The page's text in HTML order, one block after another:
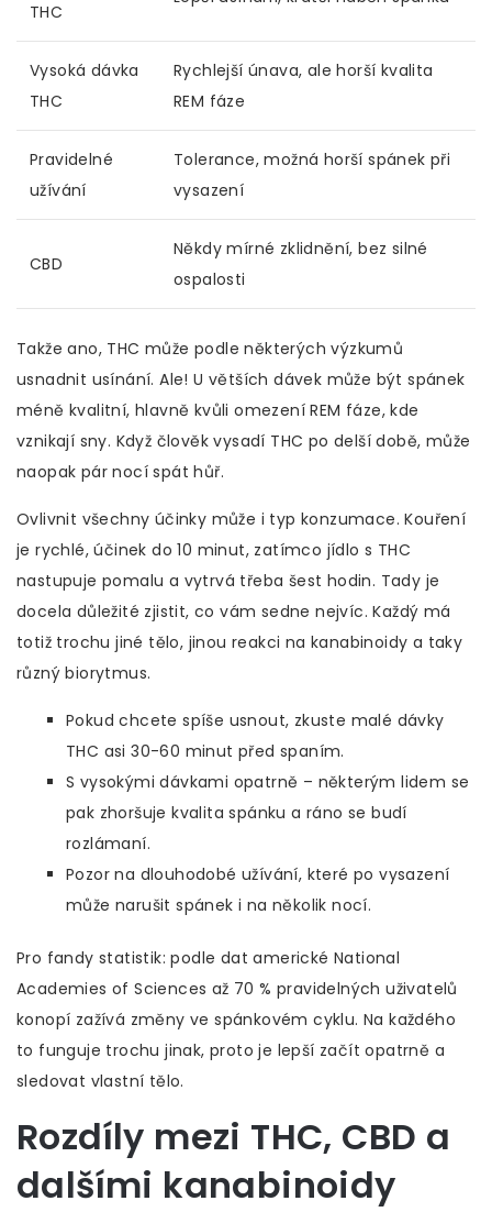
THC
Vysoká dávka
THC
Rychlejší únava, ale horší kvalita
REM fáze
Pravidelné
užívání
Tolerance, možná horší spánek při
vysazení
CBD
Někdy mírné zklidnění, bez silné
ospalosti
Takže ano, THC může podle některých výzkumů
usnadnit usínání. Ale! U větších dávek může být spánek
méně kvalitní, hlavně kvůli omezení REM fáze, kde
vznikají sny. Když člověk vysadí THC po delší době, může
naopak pár nocí spát hůř.
Ovlivnit všechny účinky může i typ konzumace. Kouření
je rychlé, účinek do 10 minut, zatímco jídlo s THC
nastupuje pomalu a vytrvá třeba šest hodin. Tady je
docela důležité zjistit, co vám sedne nejvíc. Každý má
totiž trochu jiné tělo, jinou reakci na kanabinoidy a taky
různý biorytmus.
Pokud chcete spíše usnout, zkuste malé dávky
THC asi 30-60 minut před spaním.
S vysokými dávkami opatrně – některým lidem se
pak zhoršuje kvalita spánku a ráno se budí
rozlámaní.
Pozor na dlouhodobé užívání, které po vysazení
může narušit spánek i na několik nocí.
Pro fandy statistik: podle dat americké National
Academies of Sciences až 70 % pravidelných uživatelů
konopí zažívá změny ve spánkovém cyklu. Na každého
to funguje trochu jinak, proto je lepší začít opatrně a
sledovat vlastní tělo.
Rozdíly mezi THC, CBD a
dalšími kanabinoidy